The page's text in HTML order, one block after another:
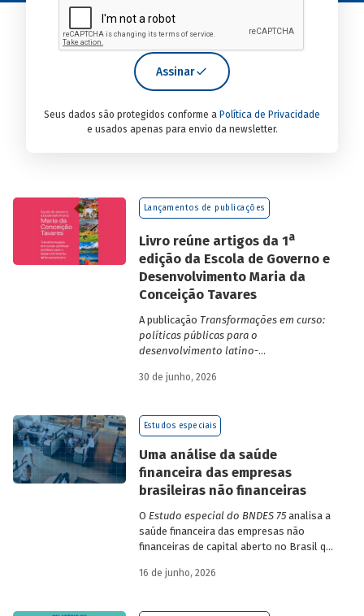
Assinar
Seus dados são protegidos conforme a Política de Privacidade
e usados apenas para envio da newsletter.
Lançamentos de publicações
Livro reúne artigos da 1a
edição da Escola de Governo e
Desenvolvimento Maria da
Conceição Tavares
A publicação Transformações em curso:
políticas públicas para o
desenvolvimento latino-
da Escola de Governo e Desenvolvimento
30 de junho, 2026
Estudos especiais
Uma análise da saúde
financeira das empresas
brasileiras não financeiras
O Estudo especial do BNDES 75analisa a
saúde financeira das empresas não
financeiras de capital aberto no Brasil que
valores. Para isso, parte de uma amostra
de finanças e seguros – e de quatro
16 de junho, 2026